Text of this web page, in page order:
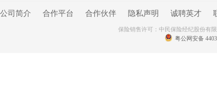
公司简介 合作平台 合作伙伴 隐私声明 诚聘英才
保险销售许可：中民保险经纪股份有
粤公网安备